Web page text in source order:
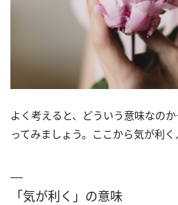
よく考えると、どういう意味なの
ってみましょう。ここから気が利く
「気が利く」の意味